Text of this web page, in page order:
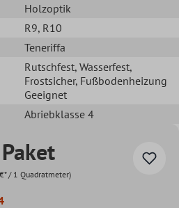
Holzoptik
R9, R10
Teneriffa
Rutschfest, Wasserfest,
Frostsicher, Fußbodenheizung
Geeignet
Abriebklasse 4
/ 1 Quadratmeter)